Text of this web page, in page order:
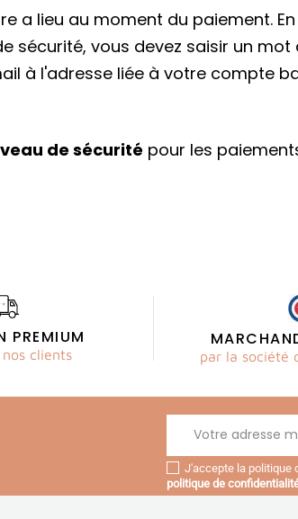
a lieu au moment du paiement.
vous devez saisir un
à l'adresse liée à votre compte
de sécurité pour les
PREMIUM
clients par la société
J'accepte la politique
politique de